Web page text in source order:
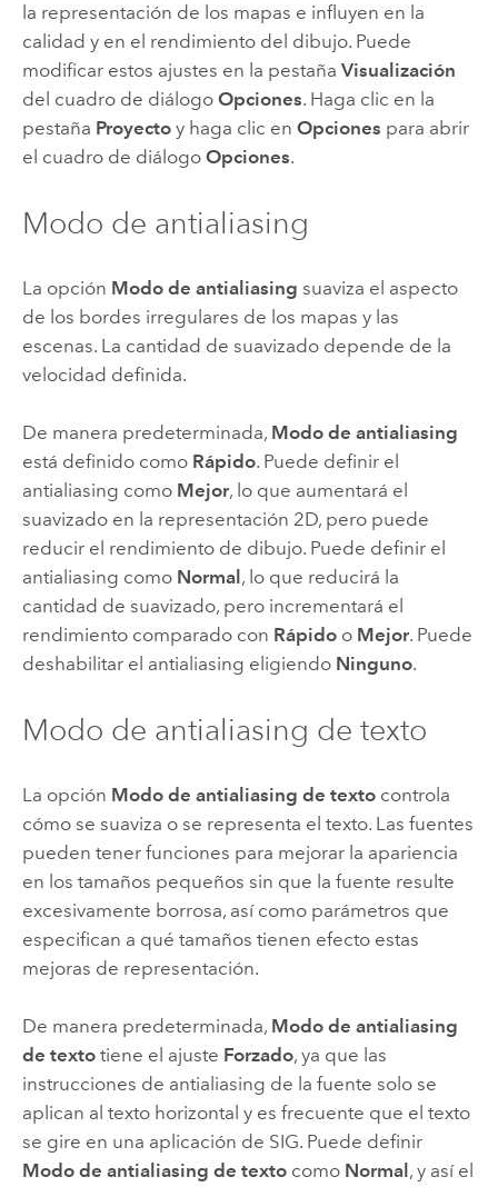
la representación de los mapas e influyen en la
calidad y en el rendimiento del dibujo. Puede
modificar estos ajustes en la pestaña Visualización
del cuadro de diálogo Opciones. Haga clic en la
pestaña Proyectoy haga clic en Opciones para abrir
el cuadro de diálogo Opciones.
Modo de antialiasing
La opción Modo de antialiasing suaviza el aspecto
de los bordes irregulares de los mapas y las
escenas. La cantidad de suavizado depende de la
velocidad definida.
De manera predeterminada, Modo de antialiasing
está definido como Rápido. Puede definir el
antialiasing como Mejor, lo que aumentará el
suavizado en la representación 2D, pero puede
reducir el rendimiento de dibujo. Puede definir el
antialiasing como Normal , lo que reducirá la
cantidad de suavizado, pero incrementará el
rendimiento comparado con Rápidoo Mejor. Puede
deshabilitar el antialiasing eligiendo Ninguno.
Modo de antialiasing de texto
La opción Modo de antialiasing de textocontrola
cómo se suaviza o se representa el texto. Las fuentes
pueden tener funciones para mejorar la apariencia
en los tamaños pequeños sin que la fuente resulte
excesivamente borrosa, así como parámetros que
especifican a qué tamaños tienen efecto estas
mejoras de representación.
De manera predeterminada, Modo de antialiasing
de textotiene el ajuste Forzado, ya que las
instrucciones de antialiasing de la fuente solo se
aplican al texto horizontal y es frecuente que el texto
se gire en una aplicación de SIG. Puede definir
Modo de antialiasing de textocomo Normal , y así el